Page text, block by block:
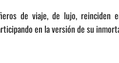
de viaje, de lujo, reinciden
en la versión de su